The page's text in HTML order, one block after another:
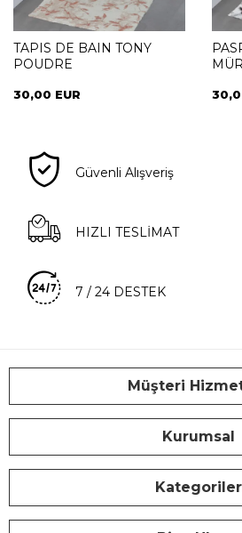
TAPIS DE BAIN TONY
POUDRE
30,00 EUR
Güvenli Alışveriş
HIZLI TESLİMAT
7 / 24 DESTEK
Müşteri
Kurumsal
Kategoriler